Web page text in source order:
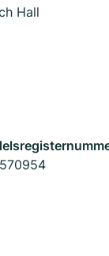
Hall